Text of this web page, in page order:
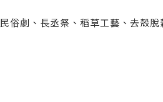
俗劇、長丞祭、稻草工藝、去殼